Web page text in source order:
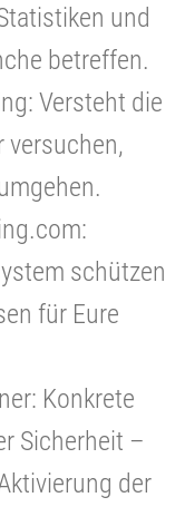
und
betreffen.
Versteht die
versuchen,
schützen
für Eure
Konkrete
Sicherheit –
der